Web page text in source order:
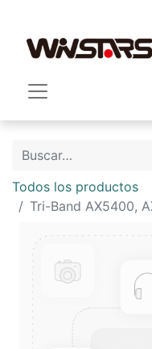
Todos los productos
Tri-Band AX5400,